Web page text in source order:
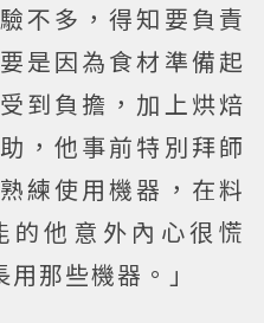
不多，得知要負責
是因為食材準備起
到負擔，加上烘焙
，他事前特別拜師
練使用機器，在料
的他意外內心很慌
那些機器。」